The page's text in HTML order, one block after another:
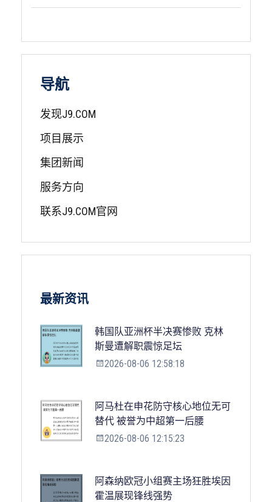
导航
发现J9.COM
项目展示
集团新闻
服务方向
联系J9.COM官网
最新资讯
韩国队亚洲杯半决赛惨败 克林
斯曼遭解职震惊足坛
2026-08-06 12:58:18
阿马杜在申花防守核心地位无可
替代 被誉为中超第一后腰
2026-08-06 12:15:23
阿森纳欧冠小组赛主场狂胜埃因
霍温展现锋线强势